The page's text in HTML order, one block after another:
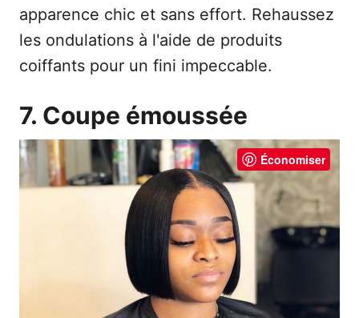
apparence chic et sans effort. Rehaussez
les ondulations à l'aide de produits
coiffants pour un fini impeccable.
7. Coupe émoussée
Économiser